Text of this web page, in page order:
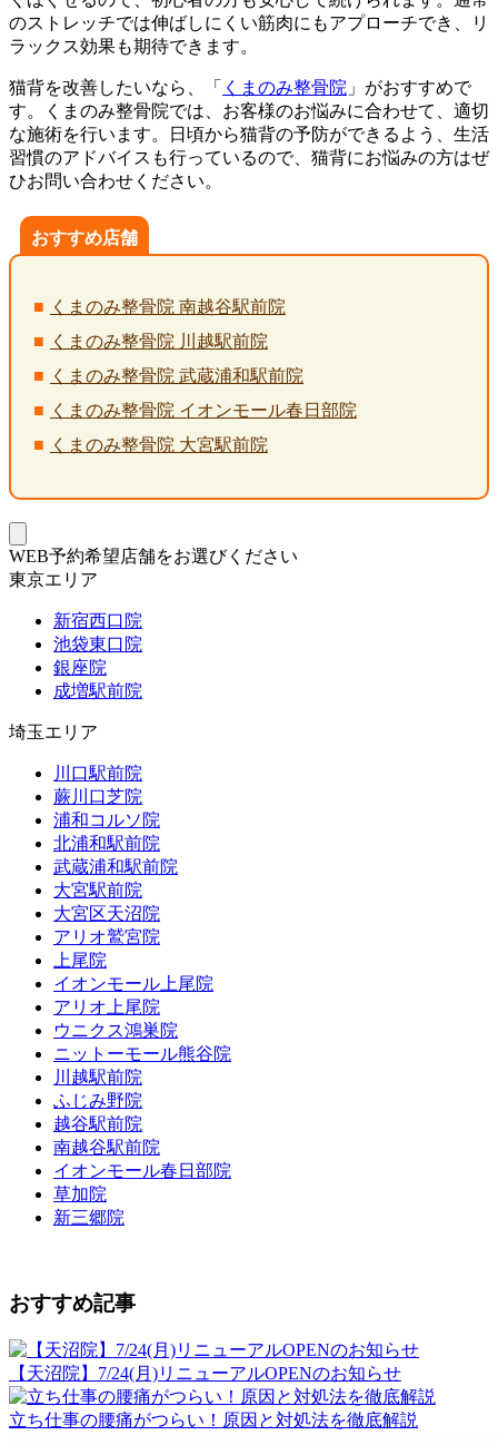
のストレッチでは伸ばしにくい筋肉にもアプローチでき、リ
ラックス効果も期待できます。
猫背を改善したいなら、「 くまのみ整骨院 」がおすすめで
す。くまのみ整骨院では、お客様のお悩みに合わせて、適切
な施術を行います。日頃から猫背の予防ができるよう、生活
習慣のアドバイスも行っているので、猫背にお悩みの方はぜ
ひお問い合わせください。
おすすめ店舗
くまのみ整骨院 南越谷駅前院
くまのみ整骨院 川越駅前院
くまのみ整骨院 武蔵浦和駅前院
くまのみ整骨院 イオンモール春日部院
くまのみ整骨院 大宮駅前院
WEB予約希望店舗をお選びください
東京エリア
新宿西口院
池袋東口院
銀座院
成増駅前院
埼玉エリア
川口駅前院
蕨川口芝院
浦和コルソ院
北浦和駅前院
武蔵浦和駅前院
大宮駅前院
大宮区天沼院
アリオ鷲宮院
上尾院
イオンモール上尾院
アリオ上尾院
ウニクス鴻巣院
ニットーモール熊谷院
川越駅前院
ふじみ野院
越谷駅前院
南越谷駅前院
イオンモール春日部院
草加院
新三郷院
おすすめ記事
【天沼院】7/24(月)リニューアルOPENのお知らせ
立ち仕事の腰痛がつらい！原因と対処法を徹底解説